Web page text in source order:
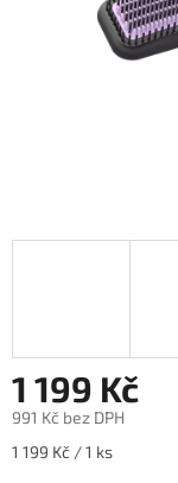
1 199 Kč
991 Kč bez DPH
Měrná
1 199 Kč / 1 ks